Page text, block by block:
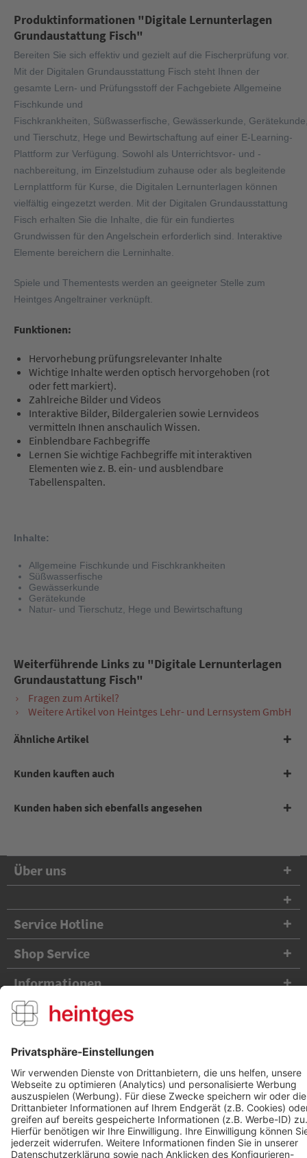
Produktinformationen "Digitale Lernunterlagen
Grundaustattung Fisch"
Bereiten Sie sich effektiv und gezielt auf die Fischerprüfung vor.
Mit der Digitalen Grundausstattung Fisch steht Ihnen der
gesamte Lern- und Prüfungsstoff der Fachgebiete Allgemeine
Fischkunde und
Fischkrankheiten, Süßwasserfische, Gewässerkunde,
und Tierschutz, Hege und Bewirtschaftung auf einer E-Learning-
Plattform zur Verfügung. Sowohl als Unterrichtsvor- und -
nachbereitung, im Einzelstudium zuhause oder als begleitende
Lernplattform für Kurse, die Digitalen Lernunterlagen können
vielfältig eingezetzt werden. Mit der Digitalen Grundausstattung
Fisch erhalten Sie die Inhalte, die für ein fundiertes
Grundwissen für den Angelschein erforderlich sind. Interaktive
Elemente bereichern die Lerninhalte.
Spiele und Thementests werden an geeigneter Stelle zum
Heintges Angeltrainer verknüpft.
Funktionen:
Hervorhebung prüfungsrelevanter Inhalte
Wichtige Inhalte werden optisch hervorgehoben (rot
oder fett markiert).
Zahlreiche Bilder und Videos
Interaktive Bilder, Bildergalerien sowie Lernvideos
vermitteln Ihnen anschaulich Wissen.
Einblendbare Fachbegriffe
Lernen Sie wichtige Fachbegriffe mit interaktiven
Elementen wie z. B. ein- und ausblendbare
Tabellenspalten.
Inhalte:
Allgemeine Fischkunde und Fischkrankheiten
Süßwasserfische
Gewässerkunde
Gerätekunde
Natur- und Tierschutz, Hege und Bewirtschaftung
Weiterführende Links zu "Digitale Lernunterlagen
Grundaustattung Fisch"
Fragen zum Artikel?
Weitere Artikel von Heintges Lehr- und Lernsystem GmbH
Ähnliche Artikel
Kunden kauften auch
Kunden haben sich ebenfalls angesehen
Über uns
Service Hotline
Shop Service
Informationen
Folge uns
Versandpartner
Zahlungsarten